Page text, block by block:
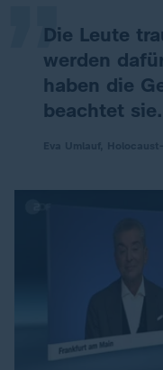
Die Leute
werden
haben die
beachtet sie.